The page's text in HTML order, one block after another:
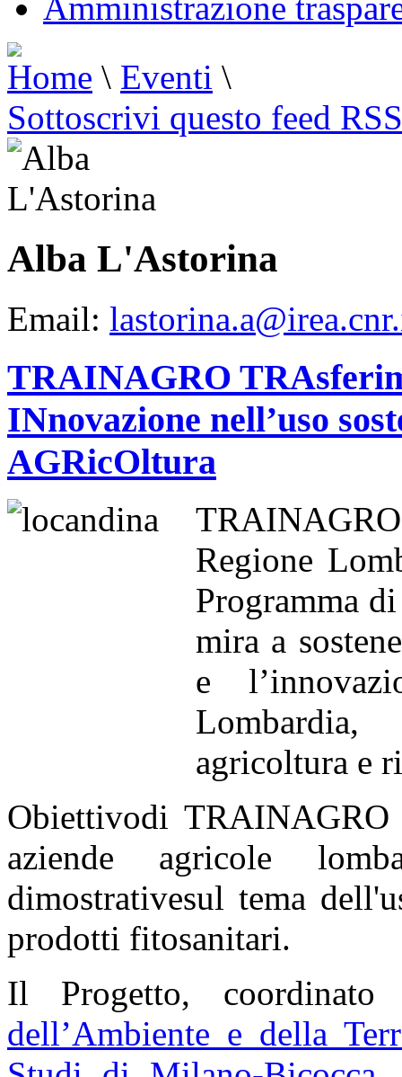
Home \ Eventi \
Sottoscrivi questo feed RSS
Alba L'Astorina
Email:
TRAINAGRO
INnovazione nell’uso
AGRicOltura
Regione
Programma
mira a
e
agricoltura e
Obiettivodi TRAINAGRO
aziende agricole
dimostrativesul tema
prodotti fitosanitari.
Il Progetto,
dell’Ambiente e della T